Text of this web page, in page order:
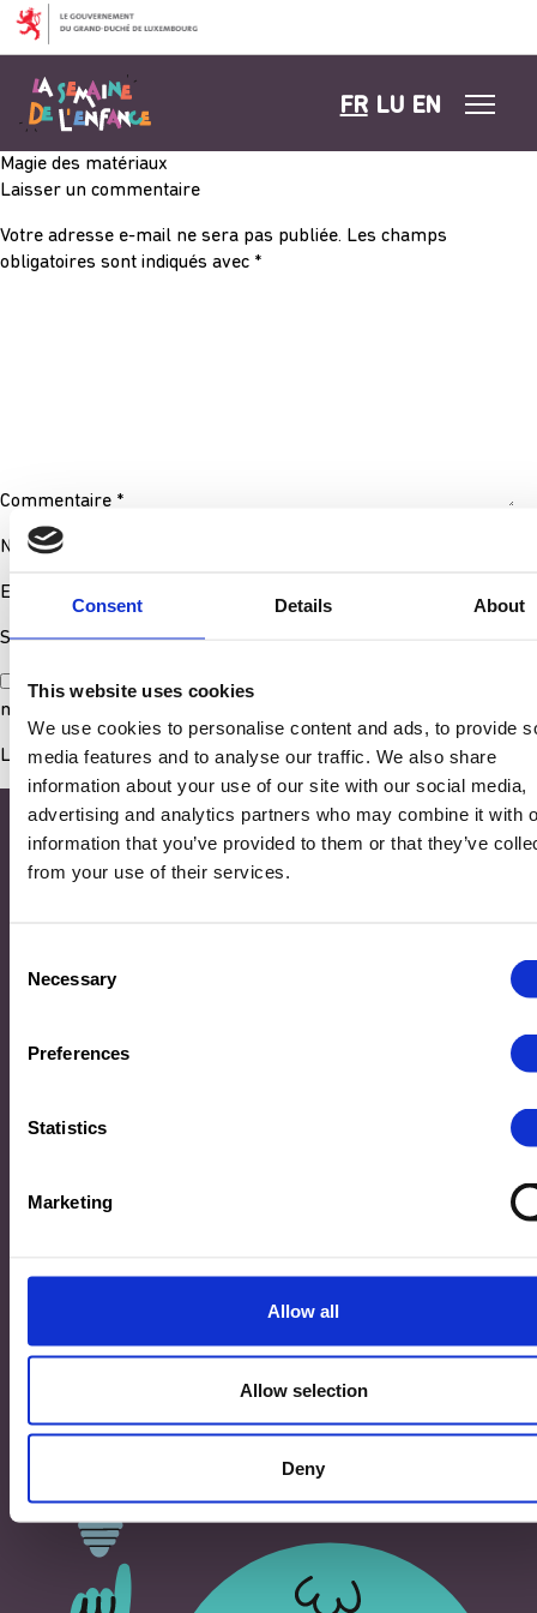
Consent Details About
This website uses cookies
We use cookies to personalise content and ads, to provide
media features and to analyse our traffic. We also share
information about your use of our site with our social media,
advertising and analytics partners who may combine it with
information that you’ve provided to them or that they’ve
from your use of their services.
Selection
Necessary
Preferences
Statistics
Marketing
Allow all
Allow selection
Deny
Aller au contenu
FR LU EN
Magie des matériaux
Laisser un commentaire
Votre adresse e-mail ne sera pas publiée. Les champs
obligatoires sont indiqués avec *
Commentaire *
Nom*
E-mail
Site web
Enregistrer mon nom, mon e-mail et mon site dans le
navigateur pour mon prochain commentaire.
Adresse
©2026 Ministère de l’Éducation nationale, de l’Enfance